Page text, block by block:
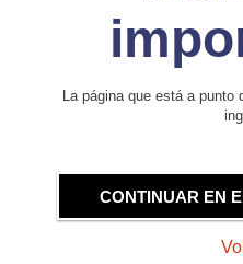
La página que está a punto
CONTINUAR EN